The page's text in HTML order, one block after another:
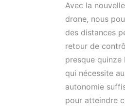
Avec la
drone, nous
des distances
retour de
presque quinze
qui nécessite
autonomie
pour atteindre